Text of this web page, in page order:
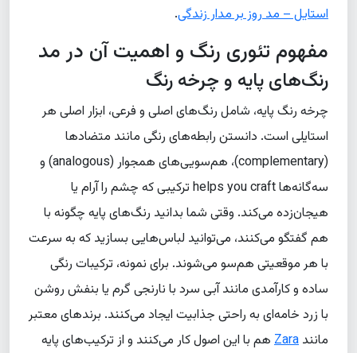
استایل – مد روز بر مدار زندگی.
مفهوم تئوری رنگ و اهمیت آن در مد
رنگ‌های پایه و چرخه رنگ
چرخه رنگ پایه، شامل رنگ‌های اصلی و فرعی، ابزار اصلی هر
استایلی است. دانستن رابطه‌های رنگی مانند متضادها
(complementary)، هم‌سویی‌های همجوار (analogous) و
سه‌گانه‌ها helps you craft ترکیبی که چشم را آرام یا
هیجان‌زده می‌کند. وقتی شما بدانید رنگ‌های پایه چگونه با
هم گفتگو می‌کنند، می‌توانید لباس‌هایی بسازید که به سرعت
با هر موقعیتی هم‌سو می‌شوند. برای نمونه، ترکیبات رنگی
ساده و کارآمدی مانند آبی سرد با نارنجی گرم یا بنفش روشن
با زرد خامه‌ای به راحتی جذابیت ایجاد می‌کنند. برندهای معتبر
مانندZaraهم با این اصول کار می‌کنند و از ترکیب‌های پایه